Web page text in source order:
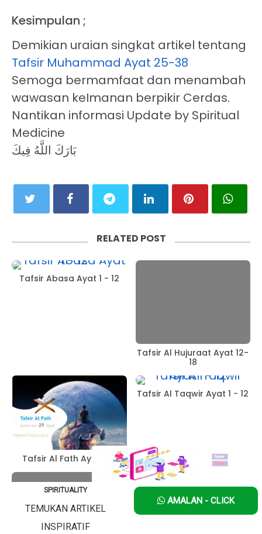
SPIRITUALITY
TEMUKAN ARTIKEL
INSPIRATIF
AMALAN - CLICK
Kesimpulan ;
Demikian uraian singkat artikel tentang
Tafsir Muhammad Ayat 25-38
Semoga bermamfaat dan menambah
wawasan keImanan berpikir Cerdas.
Nantikan informasi Update by Spiritual
Medicine
بَارَكَ اللَّهُ فِيكَ
RELATED POST
Tafsir Abasa Ayat 1 - 12
Tafsir Al Hujuraat Ayat 12-
18
Tafsir Al Fath Ayat 1-9
Tafsir Al Taqwir Ayat 1 - 12
Tafsir Al Maidah Ayat 30 -
37